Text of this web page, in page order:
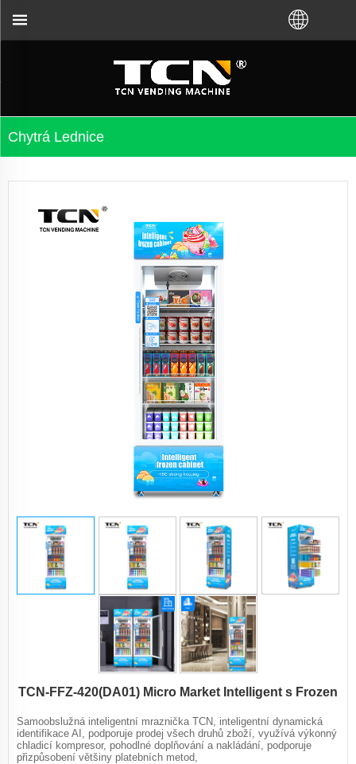
Chytrá Lednice
TCN-FFZ-420(DA01) Micro Market Intelligent s Frozen
Samoobslužná inteligentní mraznička TCN, inteligentní dynamická
identifikace AI, podporuje prodej všech druhů zboží, využívá výkonný
chladicí kompresor, pohodlné doplňování a nakládání, podporuje
přizpůsobení většiny platebních metod,
TCN China vás